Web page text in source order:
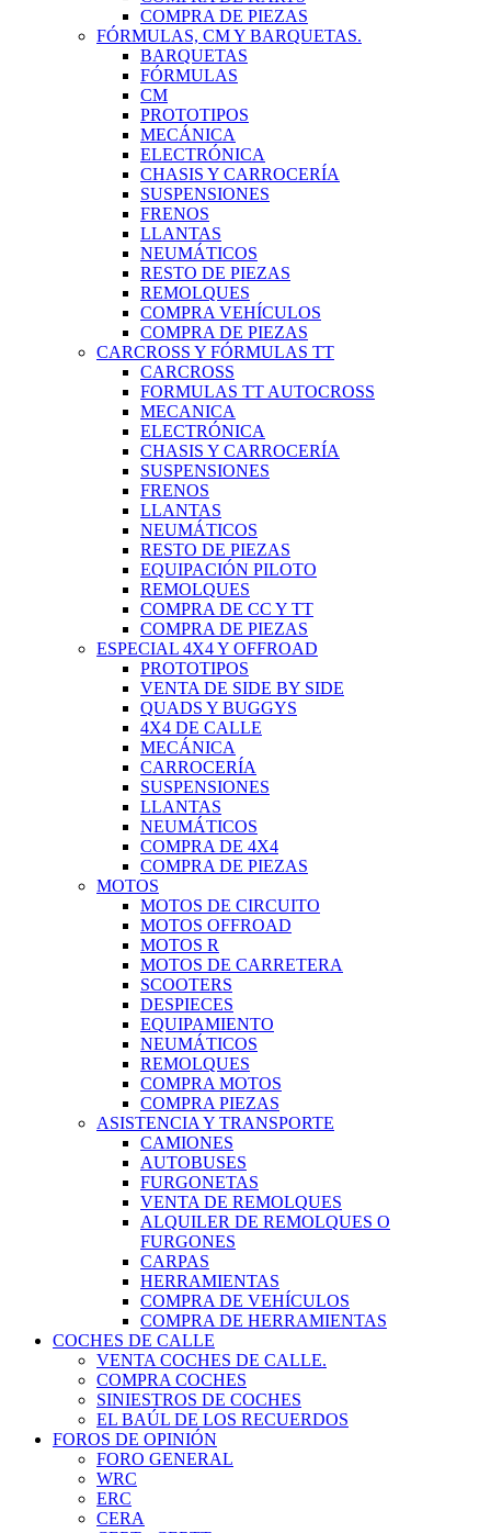
COMPRA DE PIEZAS
FÓRMULAS, CM Y BARQUETAS.
BARQUETAS
FÓRMULAS
CM
PROTOTIPOS
MECÁNICA
ELECTRÓNICA
CHASIS Y CARROCERÍA
SUSPENSIONES
FRENOS
LLANTAS
NEUMÁTICOS
RESTO DE PIEZAS
REMOLQUES
COMPRA VEHÍCULOS
COMPRA DE PIEZAS
CARCROSS Y FÓRMULAS TT
CARCROSS
FORMULAS TT AUTOCROSS
MECANICA
ELECTRÓNICA
CHASIS Y CARROCERÍA
SUSPENSIONES
FRENOS
LLANTAS
NEUMÁTICOS
RESTO DE PIEZAS
EQUIPACIÓN PILOTO
REMOLQUES
COMPRA DE CC Y TT
COMPRA DE PIEZAS
ESPECIAL 4X4 Y OFFROAD
PROTOTIPOS
VENTA DE SIDE BY SIDE
QUADS Y BUGGYS
4X4 DE CALLE
MECÁNICA
CARROCERÍA
SUSPENSIONES
LLANTAS
NEUMÁTICOS
COMPRA DE 4X4
COMPRA DE PIEZAS
MOTOS
MOTOS DE CIRCUITO
MOTOS OFFROAD
MOTOS R
MOTOS DE CARRETERA
SCOOTERS
DESPIECES
EQUIPAMIENTO
NEUMÁTICOS
REMOLQUES
COMPRA MOTOS
COMPRA PIEZAS
ASISTENCIA Y TRANSPORTE
CAMIONES
AUTOBUSES
FURGONETAS
VENTA DE REMOLQUES
ALQUILER DE REMOLQUES O
FURGONES
CARPAS
HERRAMIENTAS
COMPRA DE VEHÍCULOS
COMPRA DE HERRAMIENTAS
COCHES DE CALLE
VENTA COCHES DE CALLE.
COMPRA COCHES
SINIESTROS DE COCHES
EL BAÚL DE LOS RECUERDOS
FOROS DE OPINIÓN
FORO GENERAL
WRC
ERC
CERA